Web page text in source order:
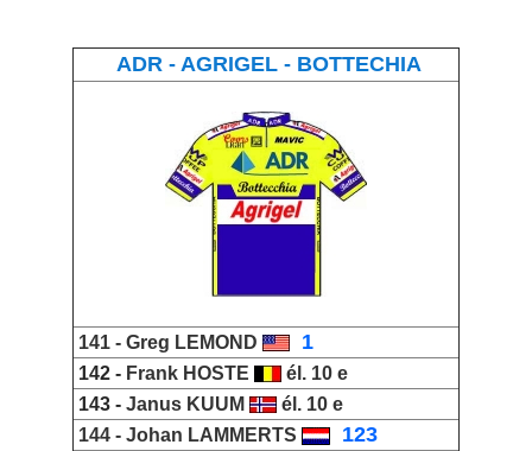
ADR - AGRIGEL - BOTTECHIA
141 - Greg LEMOND 1
142 - Frank HOSTE
él. 10 e
143 - Janus KUUM
él. 10 e
144 - Johan LAMMERTS 123